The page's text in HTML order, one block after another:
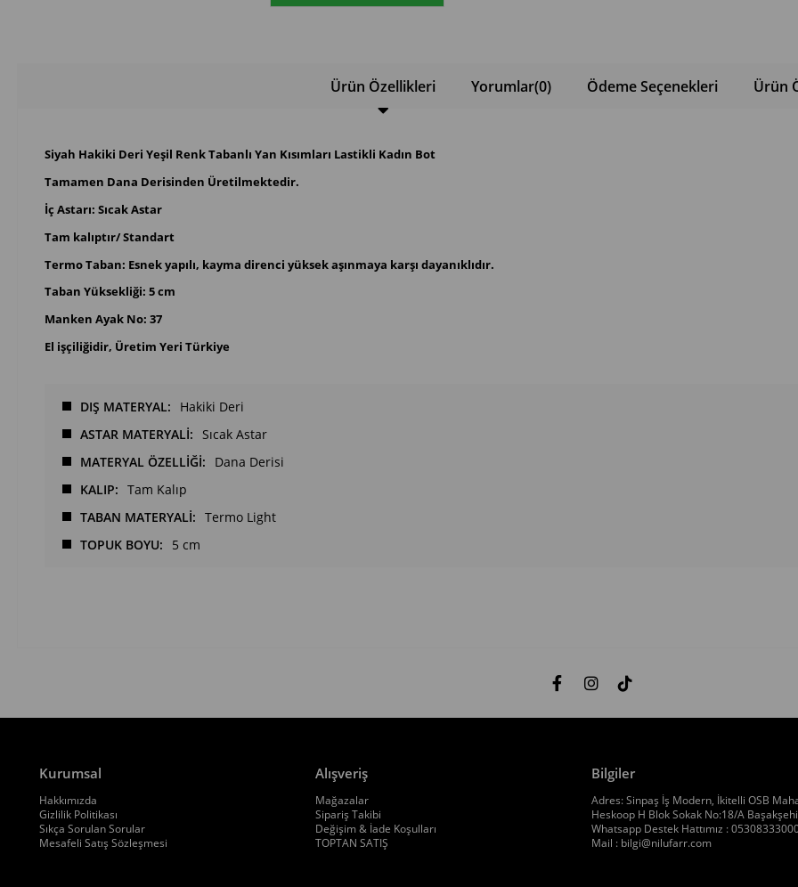
Ürün Özellikleri Yorumlar(0) Ödeme Seçenekleri Ürün
Siyah Hakiki Deri Yeşil Renk Tabanlı Yan Kısımları Lastikli Kadın Bot
Tamamen Dana Derisinden Üretilmektedir.
İç Astarı: Sıcak Astar
Tam kalıptır/ Standart
Termo Taban: Esnek yapılı, kayma direnci yüksek aşınmaya karşı dayanıklıdır.
Taban Yüksekliği: 5 cm
Manken Ayak No: 37
El işçiliğidir, Üretim Yeri Türkiye
DIŞ MATERYAL
Hakiki Deri
ASTAR MATERYALİ
Sıcak Astar
MATERYAL ÖZELLİĞİ
Dana Derisi
KALIP
Tam Kalıp
TABAN MATERYALİ
Termo Light
TOPUK BOYU
5 cm
Kurumsal
Hakkımızda
Gizlilik Politikası
Sıkça Sorulan Sorular
Mesafeli Satış Sözleşmesi
Alışveriş
Mağazalar
Sipariş Takibi
Değişim & İade Koşulları
TOPTAN SATIŞ
Bilgiler
Adres: Sinpaş İş Modern, İkitelli OSB
Heskoop H Blok Sokak No:18/A
Whatsapp Destek Hattımız :
Mail : bilgi@nilufarr.com